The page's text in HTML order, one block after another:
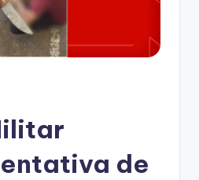
de